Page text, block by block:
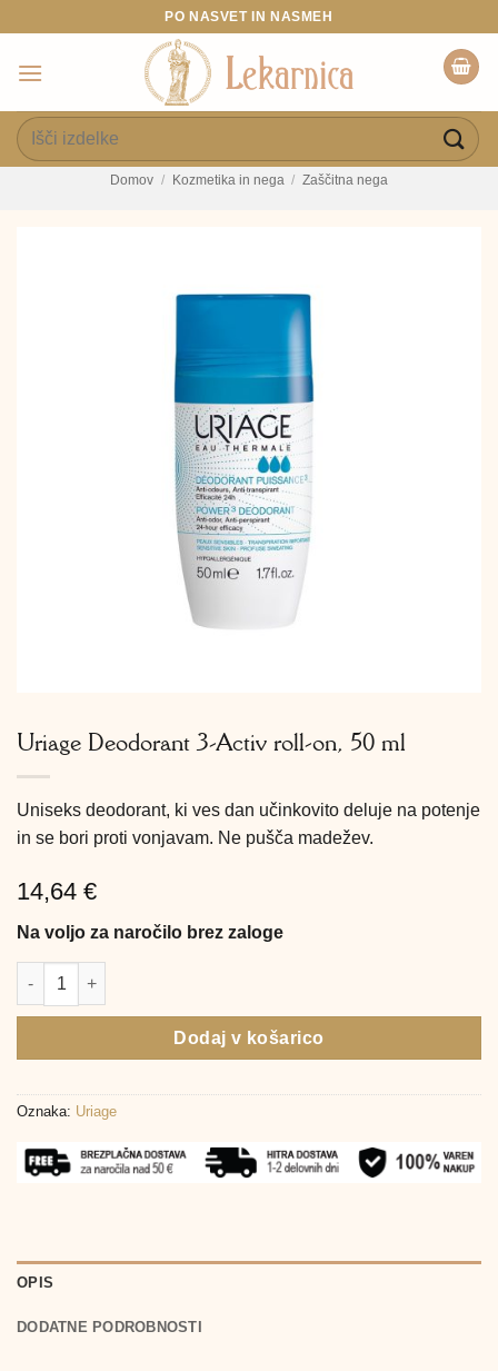
vsebino
PO NASVET IN NASMEH
Išči:
Domov / Kozmetika in nega / Zaščitna nega
Uriage Deodorant 3-Activ roll-on, 50 ml
Uniseks deodorant, ki ves dan učinkovito deluje na potenje
in se bori proti vonjavam. Ne pušča madežev.
14,64 €
Na voljo za naročilo brez zaloge
Uriage Deodorant 3-Activ roll-on, 50 ml količina
Dodaj v košarico
Oznaka: Uriage
OPIS
DODATNE PODROBNOSTI